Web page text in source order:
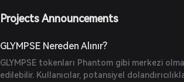
Projects Announcements
GLYMPSE Nereden Alınır?
GLYMPSE tokenları Phantom gibi merkezi
edilebilir. Kullanıcılar, potansiyel